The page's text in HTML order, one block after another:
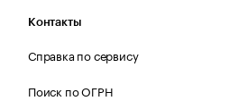
Контакты
Справка по сервису
Поиск по ОГРН